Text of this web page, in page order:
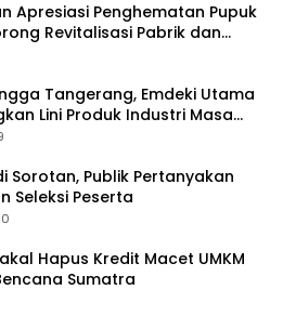
Apresiasi Penghematan Pupuk
Revitalisasi Pabrik dan
Tangerang, Emdeki Utama
Lini Produk Industri Masa
Sorotan, Publik Pertanyakan
Seleksi Peserta
Hapus Kredit Macet UMKM
Sumatra